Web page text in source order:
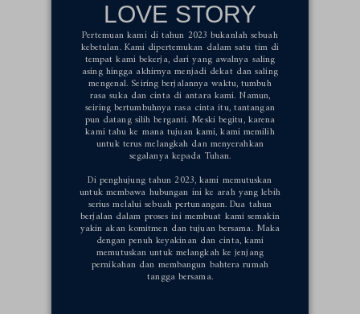
LOVE STORY
Pertemuan kami di tahun 2023 bukanlah sebuah
kebetulan. Kami dipertemukan dalam satu tim di
tempat kami bekerja, dari yang awalnya saling
asing hingga akhirnya menjadi dekat dan saling
mengenal. Seiring berjalannya waktu, tumbuh
rasa suka dan cinta di antara kami. Namun,
seiring bertumbuhnya rasa cinta itu, tantangan
pun datang silih berganti. Meski begitu, karena
kami tahu ke mana tujuan kami, kami memilih
untuk terus melangkah dan menyerahkan
segalanya kepada Tuhan.
Di penghujung tahun 2023, kami memutuskan
untuk membawa hubungan ini ke arah yang lebih
serius melalui sebuah pertunangan. Dua tahun
berjalan dalam proses ini membuat kami semakin
yakin akan komitmen dan tujuan bersama. Maka
dengan penuh keyakinan dan cinta, kami
memutuskan untuk melangkah ke jenjang
pernikahan dan membangun bahtera rumah
tangga bersama.